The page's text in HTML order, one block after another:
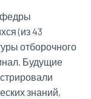
(из 43
отборочного
Будущие
знаний,